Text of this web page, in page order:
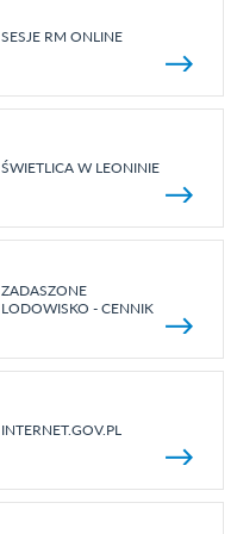
SESJE RM ONLINE
ŚWIETLICA W LEONINIE
ZADASZONE
LODOWISKO - CENNIK
INTERNET.GOV.PL